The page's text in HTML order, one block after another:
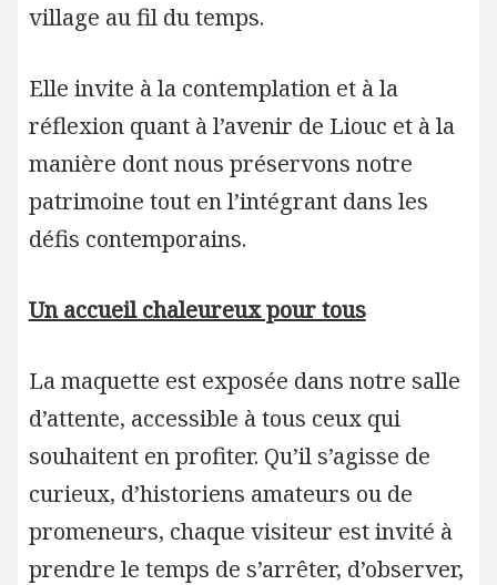
village au fil du temps.
Elle invite à la contemplation et à la
réflexion quant à l’avenir de Liouc et à la
manière dont nous préservons notre
patrimoine tout en l’intégrant dans les
défis contemporains.
Un accueil chaleureux pour tous
La maquette est exposée dans notre salle
d’attente, accessible à tous ceux qui
souhaitent en profiter. Qu’il s’agisse de
curieux, d’historiens amateurs ou de
promeneurs, chaque visiteur est invité à
prendre le temps de s’arrêter, d’observer,